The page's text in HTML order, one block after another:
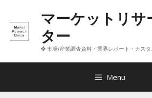
へ
マーケットリサ
ター
❖ 市場/産業調査資料・業界レポート・カスタ
Menu